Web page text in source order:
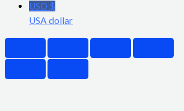
USD $
USA dollar